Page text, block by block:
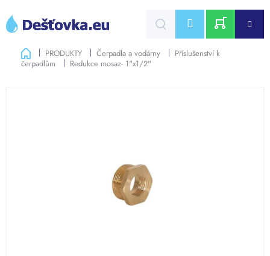
obsah
CZK
NÁKUPNÍ
DomůPRODUKTY Čerpadla a vodárny
Příslušenství k
čerpadlům
Redukce mosaz- 1"x1/2"